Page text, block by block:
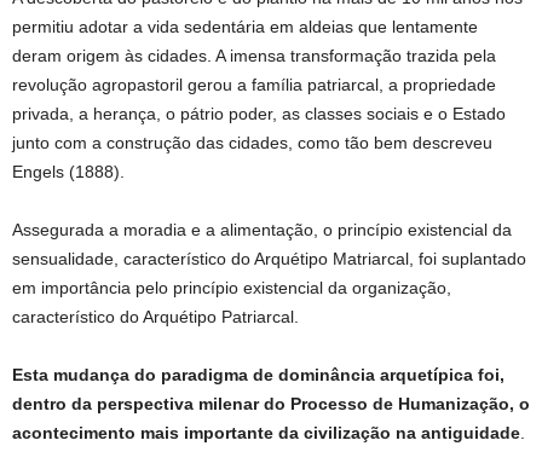
permitiu adotar a vida sedentária em aldeias que lentamente
deram origem às cidades. A imensa transformação trazida pela
revolução agropastoril gerou a família patriarcal, a propriedade
privada, a herança, o pátrio poder, as classes sociais e o Estado
junto com a construção das cidades, como tão bem descreveu
Engels (1888).
Assegurada a moradia e a alimentação, o princípio existencial da
sensualidade, característico do Arquétipo Matriarcal, foi suplantado
em importância pelo princípio existencial da organização,
característico do Arquétipo Patriarcal.
Esta mudança do paradigma de dominância arquetípica foi,
dentro da perspectiva milenar do Processo de Humanização, o
acontecimento mais importante da civilização na antiguidade